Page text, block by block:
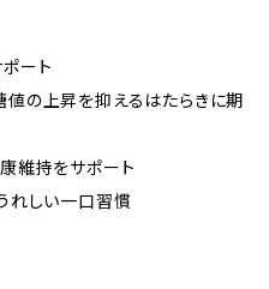
ート
の上昇を抑えるはたらきに期
維持をサポート
れしい一口習慣